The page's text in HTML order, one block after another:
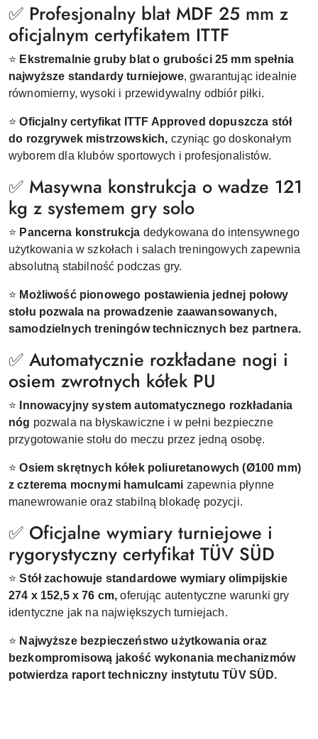
✅ Profesjonalny blat MDF 25 mm z
oficjalnym certyfikatem ITTF
⭐ Ekstremalnie gruby blat o grubości 25 mm spełnia
najwyższe standardy turniejowe, gwarantując idealnie
równomierny, wysoki i przewidywalny odbiór piłki.
⭐ Oficjalny certyfikat ITTF Approved dopuszcza stół
do rozgrywek mistrzowskich, czyniąc go doskonałym
wyborem dla klubów sportowych i profesjonalistów.
✅ Masywna konstrukcja o wadze 121
kg z systemem gry solo
⭐ Pancerna konstrukcja dedykowana do intensywnego
użytkowania w szkołach i salach treningowych zapewnia
absolutną stabilność podczas gry.
⭐ Możliwość pionowego postawienia jednej połowy
stołu pozwala na prowadzenie zaawansowanych,
samodzielnych treningów technicznych bez partnera.
✅ Automatycznie rozkładane nogi i
osiem zwrotnych kółek PU
⭐
Innowacyjny system automatycznego rozkładania
nóg pozwala na błyskawiczne i w pełni bezpieczne
przygotowanie stołu do meczu przez jedną osobę.
⭐ Osiem skrętnych kółek poliuretanowych (Ø100 mm)
z czterema mocnymi hamulcami zapewnia płynne
manewrowanie oraz stabilną blokadę pozycji.
✅ Oficjalne wymiary turniejowe i
rygorystyczny certyfikat TÜV SÜD
⭐ Stół zachowuje standardowe wymiary olimpijskie
274 x 152,5 x 76 cm, oferując autentyczne warunki gry
identyczne jak na największych turniejach.
⭐ Najwyższe bezpieczeństwo użytkowania oraz
bezkompromisową jakość wykonania mechanizmów
potwierdza raport techniczny instytutu TÜV SÜD.